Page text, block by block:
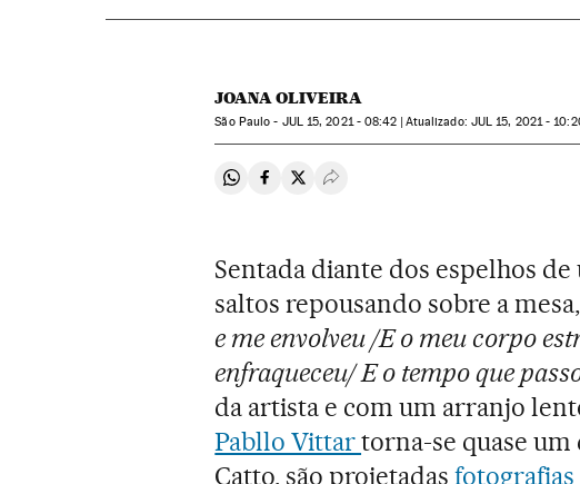
JOANA OLIVEIRA
São Paulo - JUL15, 2021 - 08:42 atualizado: JUL 15, 2021 -
Compartir en Whatsapp
Compartir en Facebook
Compartir en Twitter
Desplegar Redes Sociales
Sentada diante dos espelhos
saltos repousando sobre a mesa,
e me envolveu /E o meu corpo
enfraqueceu/ E o tempo que
da artista e com um arranjo
Pabllo Vittartorna-se quase um
Catto, são projetadas fotografias